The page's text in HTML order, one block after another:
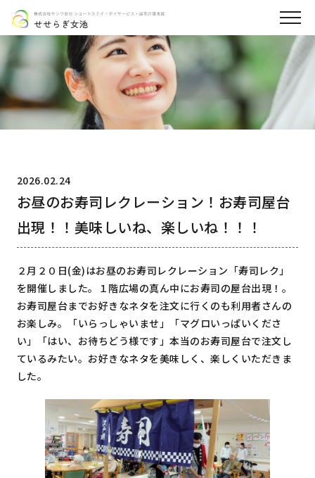
2026.02.24
お昼のお寿司レクレーション！お寿司屋台
出現！！美味しいね、楽しいね！！！
２月２０日(金)はお昼のお寿司レクレーション「寿司レク」
を開催しました。１階広場の真ん中にお寿司の屋台出現！。
お寿司屋台までお好きなネタを注文に行くのも利用者さんの
お楽しみ。「いらっしゃいませ」「マグロいっぱいくださ
い」「はい、お待ちどう様です」本当のお寿司屋台で注文し
ているみたい。お好きなネタを美味しく、楽しくいただきま
した。